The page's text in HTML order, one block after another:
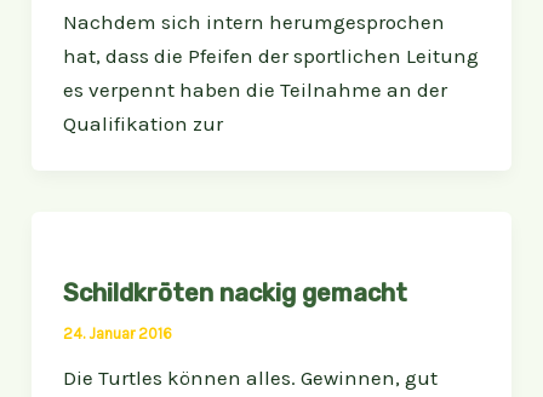
Nachdem sich intern herumgesprochen
hat, dass die Pfeifen der sportlichen Leitung
es verpennt haben die Teilnahme an der
Qualifikation zur
Schildkröten nackig gemacht
24. Januar 2016
Die Turtles können alles. Gewinnen, gut